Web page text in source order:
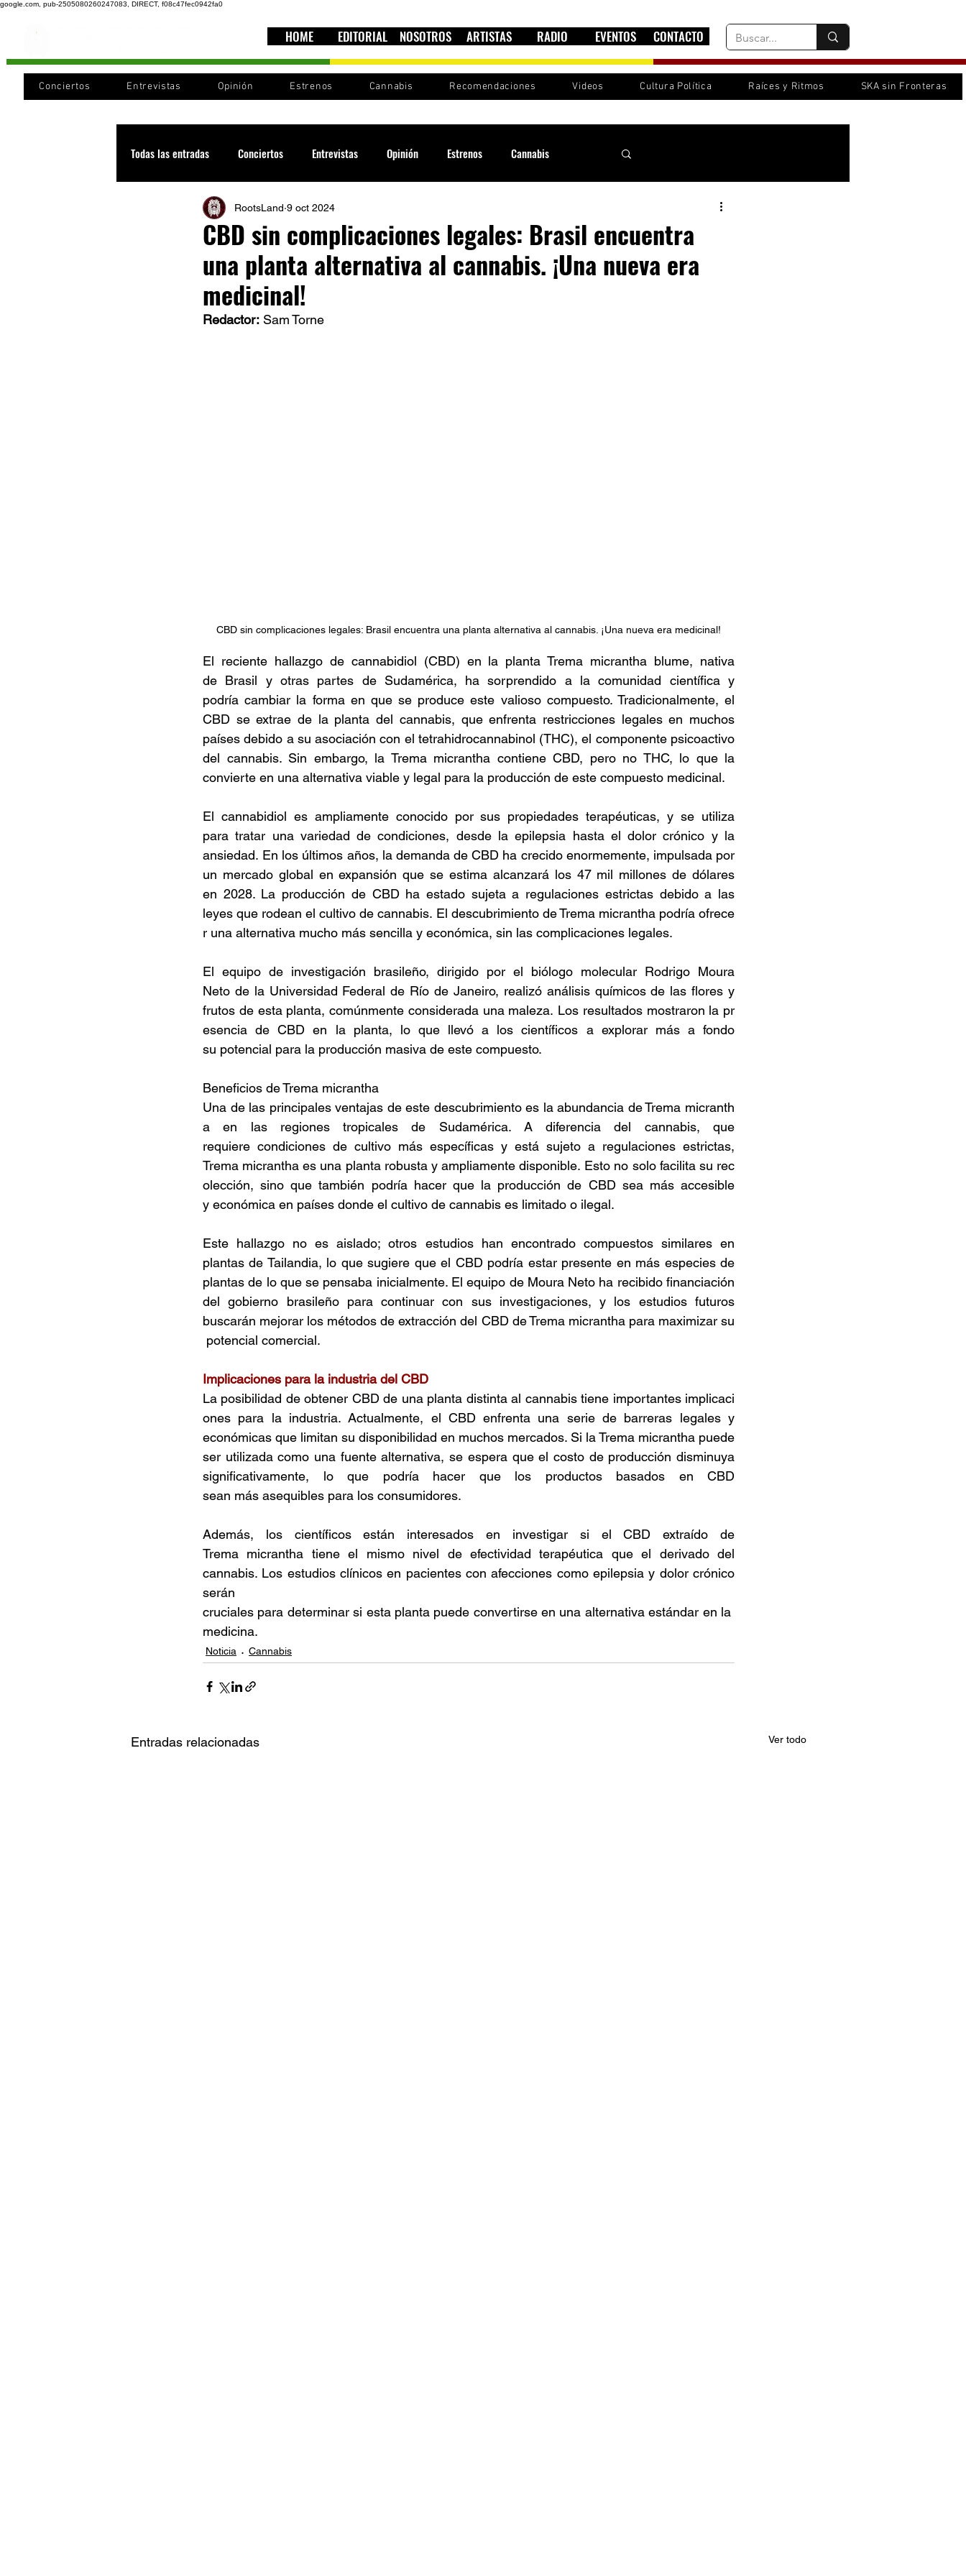
google.com, pub-2505080260247083, DIRECT, f08c47fec0942fa0
HOME EDITORIAL NOSOTROS ARTISTAS RADIO EVENTOS CONTACTO
Conciertos Entrevistas Opinión Estrenos Cannabis Recomendaciones Videos Cultura Política Raíces y Ritmos SKA sin Fronteras
Todas las entradas Conciertos Entrevistas Opinión Estrenos Cannabis
Recomendaciones Videos Cultura política
Cultura Cobertura Sound System Festivales Sesiones RootsLand
Documentales Podcast Rastafari
CBD sin complicaciones legales: Brasil encuentra
una planta alternativa al cannabis. ¡Una nueva era
medicinal!
RootsLand 9 oct 2024
Redactor: Sam Torne
CBD sin complicaciones legales: Brasil encuentra una planta alternativa al cannabis. ¡Una nueva era medicinal!
El reciente hallazgo de cannabidiol (CBD) en la planta Trema micrantha blume, nativa
de Brasil y otras partes de Sudamérica, ha sorprendido a la comunidad científica y
podría cambiar la forma en que se produce este valioso compuesto. Tradicionalmente, el
CBD se extrae de la planta del cannabis, que enfrenta restricciones legales en muchos
países debido a su asociación con el tetrahidrocannabinol (THC), el componente psicoactivo
del cannabis. Sin embargo, la Trema micrantha contiene CBD, pero no THC, lo que la
convierte en una alternativa viable y legal para la producción de este compuesto medicinal.
El cannabidiol es ampliamente conocido por sus propiedades terapéuticas, y se utiliza
para tratar una variedad de condiciones, desde la epilepsia hasta el dolor crónico y la
ansiedad. En los últimos años, la demanda de CBD ha crecido enormemente, impulsada por
un mercado global en expansión que se estima alcanzará los 47 mil millones de dólares
en 2028. La producción de CBD ha estado sujeta a regulaciones estrictas debido a las
leyes que rodean el cultivo de cannabis. El descubrimiento de Trema micrantha podría ofrece
r una alternativa mucho más sencilla y económica, sin las complicaciones legales.
El equipo de investigación brasileño, dirigido por el biólogo molecular Rodrigo Moura
Neto de la Universidad Federal de Río de Janeiro, realizó análisis químicos de las flores y
frutos de esta planta, comúnmente considerada una maleza. Los resultados mostraron la pr
esencia de CBD en la planta, lo que llevó a los científicos a explorar más a fondo
su potencial para la producción masiva de este compuesto.
Beneficios de Trema micrantha
Una de las principales ventajas de este descubrimiento es la abundancia de Trema micranth
a en las regiones tropicales de Sudamérica. A diferencia del cannabis, que
requiere condiciones de cultivo más específicas y está sujeto a regulaciones estrictas,
Trema micrantha es una planta robusta y ampliamente disponible. Esto no solo facilita su rec
olección, sino que también podría hacer que la producción de CBD sea más accesible
y económica en países donde el cultivo de cannabis es limitado o ilegal.
Este hallazgo no es aislado; otros estudios han encontrado compuestos similares en
plantas de Tailandia, lo que sugiere que el CBD podría estar presente en más especies de
plantas de lo que se pensaba inicialmente. El equipo de Moura Neto ha recibido financiación
del gobierno brasileño para continuar con sus investigaciones, y los estudios futuros
buscarán mejorar los métodos de extracción del CBD de Trema micrantha para maximizar su
potencial comercial.
Implicaciones para la industria del CBD
La posibilidad de obtener CBD de una planta distinta al cannabis tiene importantes implicaci
ones para la industria. Actualmente, el CBD enfrenta una serie de barreras legales y
económicas que limitan su disponibilidad en muchos mercados. Si la Trema micrantha puede
ser utilizada como una fuente alternativa, se espera que el costo de producción disminuya
significativamente, lo que podría hacer que los productos basados en CBD
sean más asequibles para los consumidores.
Además, los científicos están interesados en investigar si el CBD extraído de
Trema micrantha tiene el mismo nivel de efectividad terapéutica que el derivado del
cannabis. Los estudios clínicos en pacientes con afecciones como epilepsia y dolor crónico
serán
cruciales para determinar si esta planta puede convertirse en una alternativa estándar en la
medicina.
Noticia Cannabis
Entradas relacionadas Ver todo